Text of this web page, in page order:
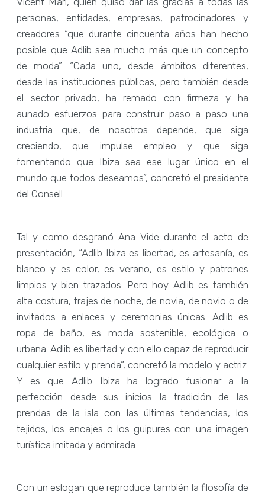
personas, entidades, empresas, patrocinadores y
creadores “que durante cincuenta años han hecho
posible que Adlib sea mucho más que un concepto
de moda”. “Cada uno, desde ámbitos diferentes,
desde las instituciones públicas, pero también desde
el sector privado, ha remado con firmeza y ha
aunado esfuerzos para construir paso a paso una
industria que, de nosotros depende, que siga
creciendo, que impulse empleo y que siga
fomentando que Ibiza sea ese lugar único en el
mundo que todos deseamos”, concretó el presidente
del Consell.
Tal y como desgranó Ana Vide durante el acto de
presentación, “Adlib Ibiza es libertad, es artesanía, es
blanco y es color, es verano, es estilo y patrones
limpios y bien trazados. Pero hoy Adlib es también
alta costura, trajes de noche, de novia, de novio o de
invitados a enlaces y ceremonias únicas. Adlib es
ropa de baño, es moda sostenible, ecológica o
urbana. Adlib es libertad y con ello capaz de reproducir
cualquier estilo y prenda”, concretó la modelo y actriz.
Y es que Adlib Ibiza ha logrado fusionar a la
perfección desde sus inicios la tradición de las
prendas de la isla con las últimas tendencias, los
tejidos, los encajes o los guipures con una imagen
turística imitada y admirada.
Con un eslogan que reproduce también la filosofía de